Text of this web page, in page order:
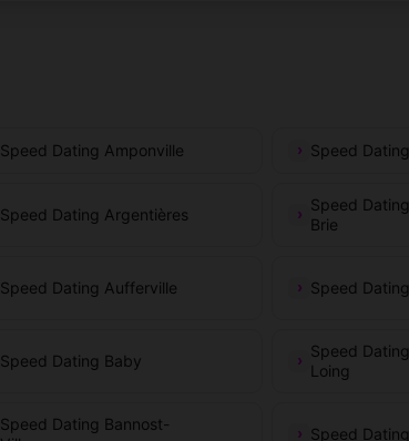
Speed Dating Amponville Speed
Speed Dating Argentières
Speed
Brie
Speed Dating Aufferville Speed
Speed Dating Baby
Speed
Loing
Speed Dating Bannost-
Speed